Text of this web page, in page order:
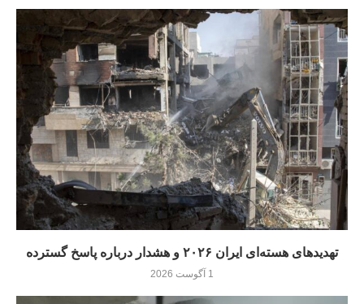
تهدیدهای هسته‌ای ایران ۲۰۲۶ و هشدار درباره پاسخ گسترده
1 آگوست 2026